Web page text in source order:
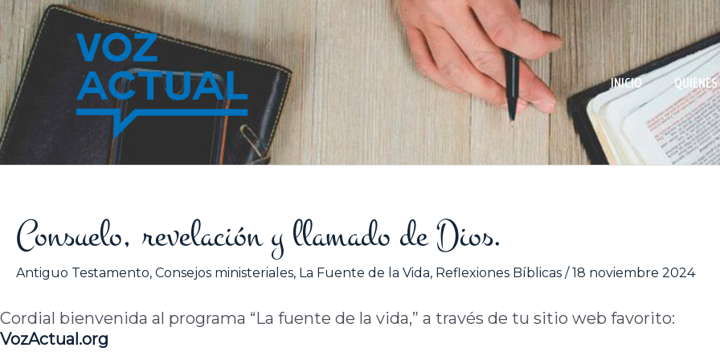
contenido
INICIO
Consuelo, revelación y llamado de Dios.
Antiguo Testamento, Consejos ministeriales, La Fuente de la Vida, Reflexiones Bíblicas /18 noviembre 2024
Cordial bienvenida al programa “La fuente de la vida,” a través de tu sitio web favorito:
VozActual.org